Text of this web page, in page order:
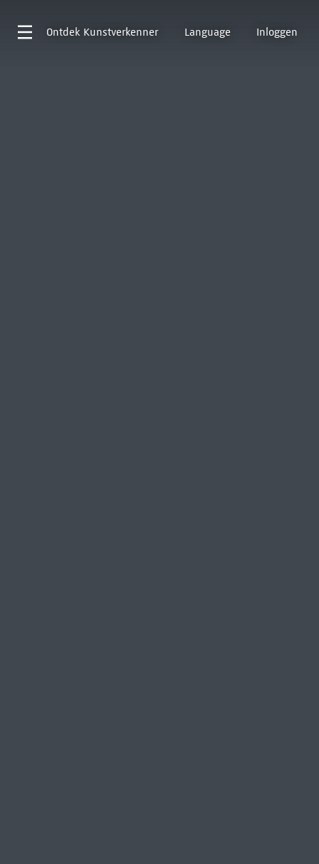
Ontdek Kunstverkenner Language Inloggen